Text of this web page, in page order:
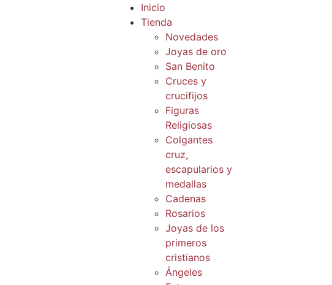
Inicio
Tienda
Novedades
Joyas de oro
San Benito
Cruces y
crucifijos
Figuras
Religiosas
Colgantes
cruz,
escapularios y
medallas
Cadenas
Rosarios
Joyas de los
primeros
cristianos
Ángeles